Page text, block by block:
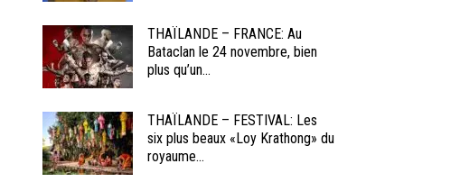
THAÏLANDE – FRANCE: Au
Bataclan le 24 novembre, bien
plus qu’un...
THAÏLANDE – FESTIVAL: Les
six plus beaux «Loy Krathong» du
royaume...